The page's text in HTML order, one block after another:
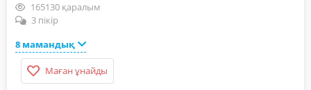
165130 қаралым
3 пікір
8 мамандық
Маған ұнайды